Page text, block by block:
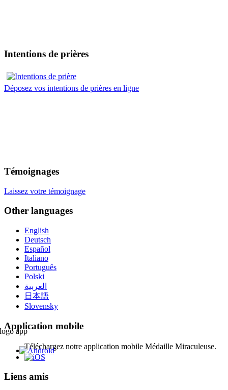
Intentions de prières
Déposez vos intentions de prières en ligne
Témoignages
Laissez votre témoignage
Other languages
English
Deutsch
Español
Italiano
Português
Polski
العربية
日本語
Slovensky
Application mobile
Téléchargez notre application mobile Médaille Miraculeuse.
Liens amis